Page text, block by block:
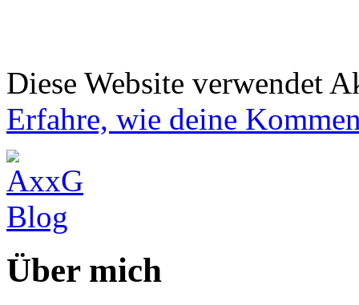
Diese Website verwendet
Erfahre, wie deine
Über mich